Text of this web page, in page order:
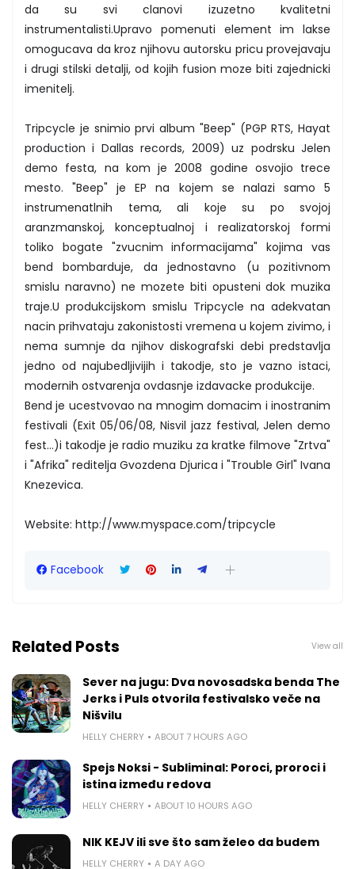
da su svi clanovi izuzetno kvalitetni
instrumentalisti.Upravo pomenuti element im lakse
omogucava da kroz njihovu autorsku pricu provejavaju
i drugi stilski detalji, od kojih fusion moze biti zajednicki
imenitelj.
Tripcycle je snimio prvi album "Beep" (PGP RTS, Hayat
production i Dallas records, 2009) uz podrsku Jelen
demo festa, na kom je 2008 godine osvojio trece
mesto. "Beep" je EP na kojem se nalazi samo 5
instrumenatlnih tema, ali koje su po svojoj
aranzmanskoj, konceptualnoj i realizatorskoj formi
toliko bogate "zvucnim informacijama" kojima vas
bend bombarduje, da jednostavno (u pozitivnom
smislu naravno) ne mozete biti opusteni dok muzika
traje.U produkcijskom smislu Tripcycle na adekvatan
nacin prihvataju zakonistosti vremena u kojem zivimo, i
nema sumnje da njihov diskografski debi predstavlja
jedno od najubedljivijih i takodje, sto je vazno istaci,
modernih ostvarenja ovdasnje izdavacke produkcije.
Bend je ucestvovao na mnogim domacim i inostranim
festivali (Exit 05/06/08, Nisvil jazz festival, Jelen demo
fest...)i takodje je radio muziku za kratke filmove "Zrtva"
i "Afrika" reditelja Gvozdena Djurica i "Trouble Girl" Ivana
Knezevica.
Website: http://www.myspace.com/tripcycle
Facebook
Related Posts View all
Sever na jugu: Dva novosadska benda The
Jerks i Puls otvorila festivalsko veče na
Nišvilu
HELLY CHERRY ABOUT 7 HOURS AGO
Spejs Noksi - Subliminal: Poroci, proroci i
istina između redova
HELLY CHERRY ABOUT 10 HOURS AGO
NIK KEJV ili sve što sam želeo da budem
HELLY CHERRY A DAY AGO